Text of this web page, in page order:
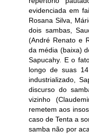
evidenciada em
Rosana Silva,
dois sambas,
(André Renato e
da média (baixa)
Sapucahy. E o
longo de suas
industrializado,
discurso do
vizinho
remetem aos
caso de Tenta a
samba não por